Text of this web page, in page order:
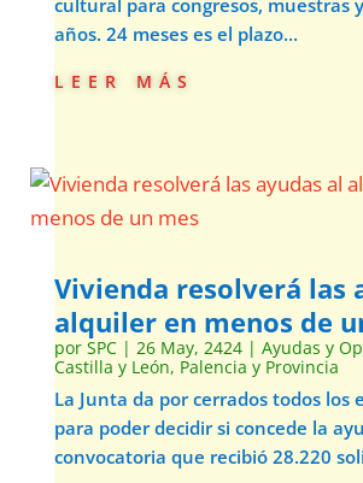
años. 24 meses es el plazo...
leer más
Vivienda resolverá las
alquiler en menos de
por SPC| 26 May, 2424| Ayudas y
Castilla y León, Palencia y Provincia
La Junta da por cerrados todos los
para poder decidir si concede la
convocatoria que recibió 28.220